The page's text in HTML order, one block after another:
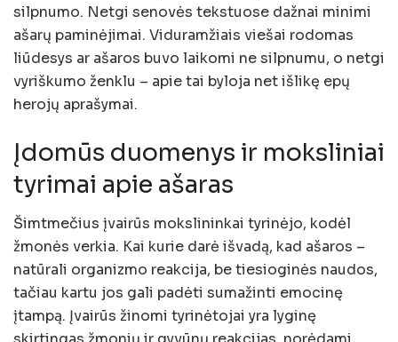
silpnumo. Netgi senovės tekstuose dažnai minimi
ašarų paminėjimai. Viduramžiais viešai rodomas
liūdesys ar ašaros buvo laikomi ne silpnumu, o netgi
vyriškumo ženklu – apie tai byloja net išlikę epų
herojų aprašymai.
Įdomūs duomenys ir moksliniai
tyrimai apie ašaras
Šimtmečius įvairūs mokslininkai tyrinėjo, kodėl
žmonės verkia. Kai kurie darė išvadą, kad ašaros –
natūrali organizmo reakcija, be tiesioginės naudos,
tačiau kartu jos gali padėti sumažinti emocinę
įtampą. Įvairūs žinomi tyrinėtojai yra lyginę